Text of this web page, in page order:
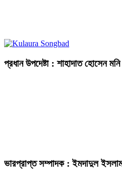
প্রধান উপদেষ্টা : শাহাদাত হোসেন মনি
ভারপ্রাপ্ত সম্পাদক : ইমদাদুল